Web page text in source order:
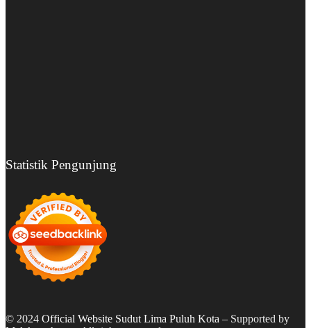
Statistik Pengunjung
© 2024 Official Website Sudut Lima Puluh Kota – Supported by